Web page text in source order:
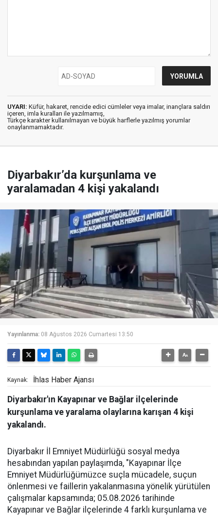
UYARI: Küfür, hakaret, rencide edici cümleler veya imalar, inançlara saldırı
içeren, imla kuralları ile yazılmamış,
Türkçe karakter kullanılmayan ve büyük harflerle yazılmış yorumlar
onaylanmamaktadır.
Diyarbakır’da kurşunlama ve
yaralamadan 4 kişi yakalandı
Yayınlanma: 08 Ağustos 2026 Cumartesi 13:50
Kaynak: İhlas Haber Ajansı
Diyarbakır'ın Kayapınar ve Bağlar ilçelerinde
kurşunlama ve yaralama olaylarına karışan 4 kişi
yakalandı.
Diyarbakır İl Emniyet Müdürlüğü sosyal medya
hesabından yapılan paylaşımda, "Kayapınar İlçe
Emniyet Müdürlüğümüzce suçla mücadele, suçun
önlenmesi ve faillerin yakalanmasına yönelik yürütülen
çalışmalar kapsamında; 05.08.2026 tarihinde
Kayapınar ve Bağlar ilçelerinde 4 farklı kurşunlama ve